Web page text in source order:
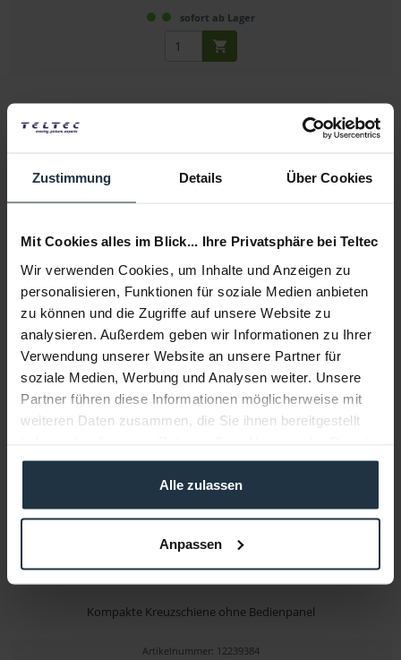
Zustimmung Details Über Cookies
Mit Cookies alles im Blick... Ihre Privatsphäre bei Teltec
Wir verwenden Cookies, um Inhalte und Anzeigen zu
personalisieren, Funktionen für soziale Medien anbieten
zu können und die Zugriffe auf unsere Website zu
analysieren. Außerdem geben wir Informationen zu Ihrer
Verwendung unserer Website an unsere Partner für
soziale Medien, Werbung und Analysen weiter. Unsere
Partner führen diese Informationen möglicherweise mit
weiteren Daten zusammen, die Sie ihnen bereitgestellt
gesammelt haben.
Alle zulassen
Anpassen
sofort ab Lager
Artikelnummer: 12237075
€ 892,00
Brutto: € 1.061,48
AJA KUMO 1616 3G-SDI-Router
Kompakte Kreuzschiene ohne Bedienpanel
Artikelnummer: 12239384